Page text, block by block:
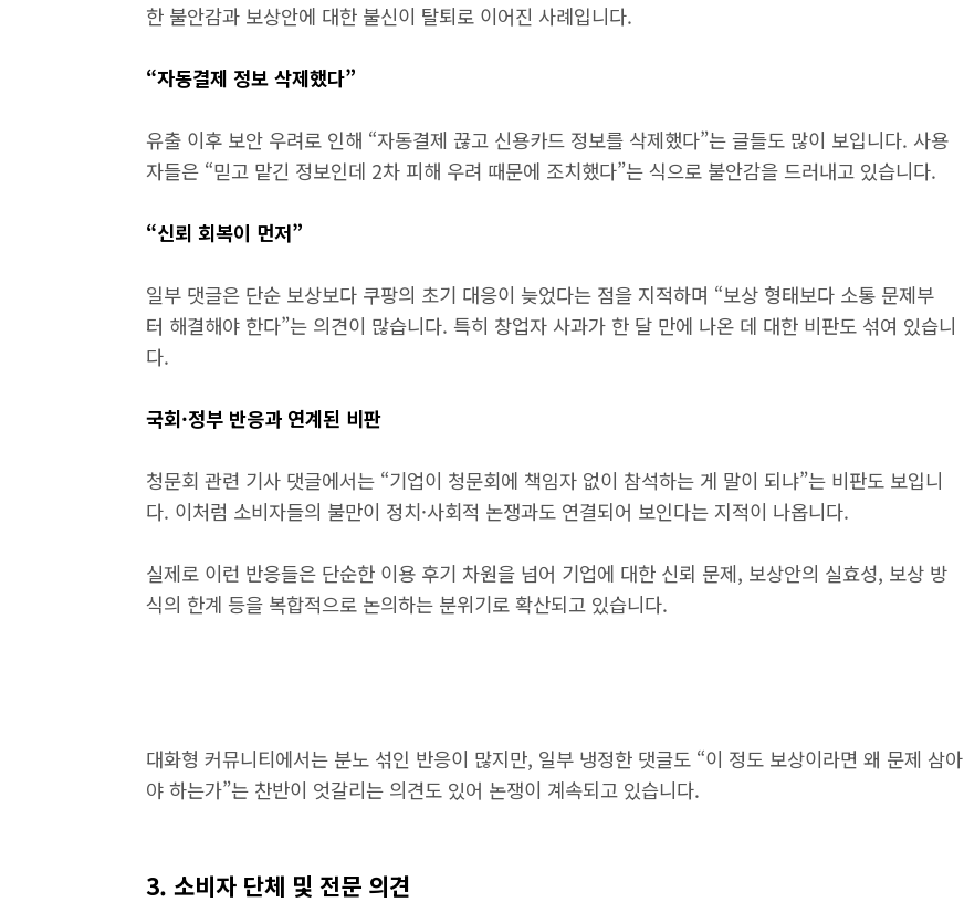
한 불안감과 보상안에 대한 불신이 탈퇴로 이어진 사례입니다.
“자동결제 정보 삭제했다”
유출 이후 보안 우려로 인해 “자동결제 끊고 신용카드 정보를 삭제했다”는 글들도 많이 보입니다. 사용
자들은 “믿고 맡긴 정보인데 2차 피해 우려 때문에 조치했다”는 식으로 불안감을 드러내고 있습니다.
“신뢰 회복이 먼저”
일부 댓글은 단순 보상보다 쿠팡의 초기 대응이 늦었다는 점을 지적하며 “보상 형태보다 소통 문제부
터 해결해야 한다”는 의견이 많습니다. 특히 창업자 사과가 한 달 만에 나온 데 대한 비판도 섞여 있습니
다.
국회·정부 반응과 연계된 비판
청문회 관련 기사 댓글에서는 “기업이 청문회에 책임자 없이 참석하는 게 말이 되냐”는 비판도 보입니
다. 이처럼 소비자들의 불만이 정치·사회적 논쟁과도 연결되어 보인다는 지적이 나옵니다.
실제로 이런 반응들은 단순한 이용 후기 차원을 넘어 기업에 대한 신뢰 문제, 보상안의 실효성, 보상 방
식의 한계 등을 복합적으로 논의하는 분위기로 확산되고 있습니다.
대화형 커뮤니티에서는 분노 섞인 반응이 많지만, 일부 냉정한 댓글도 “이 정도 보상이라면 왜 문제 삼아
야 하는가”는 찬반이 엇갈리는 의견도 있어 논쟁이 계속되고 있습니다.
3. 소비자 단체 및 전문 의견